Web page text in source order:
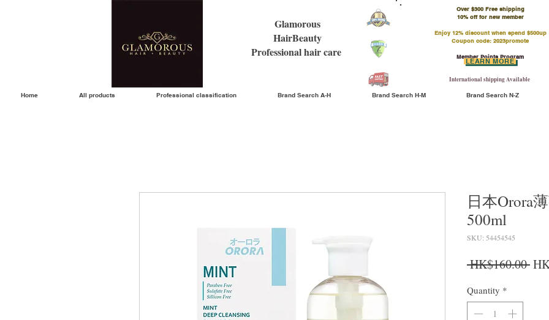
Glamorous
HairBeauty
Professional hair care
Over $300 Free shipping
​10% off for new member
Enjoy 12% discount when spend $500up
Coupon code: 2023promote
Member Points Program
International shipping Available
LEARN MORE
Home All products Professional classification Brand Search A-H Brand Search H-M Brand Search N-Z
日本Orora
500ml
SKU: 54454545
HK$160.00
Quantity *